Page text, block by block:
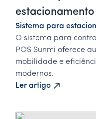
Sistema para
O sistema para
POS Sunmi oferece
mobilidade e
modernos.
Ler artigo